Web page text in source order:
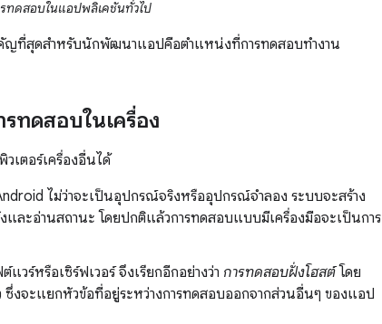
ทดสอบในแอปพลิเคชันทั่วไป
คัญที่สุดสำหรับนักพัฒนาแอปคือตำแหน่งที่การทดสอบทำงาน
ทดสอบในเครื่อง
เตอร์เครื่องอื่นได้
ไม่ว่าจะเป็นอุปกรณ์จริงหรืออุปกรณ์จำลอง ระบบจะสร้าง
และอ่านสถานะ โดยปกติแล้วการทดสอบแบบมีเครื่องมือจะเป็นการ
วร์หรือเซิร์ฟเวอร์ จึงเรียกอีกอย่างว่า การทดสอบฝั่งโฮสต์โดย
ซึ่งจะแยกหัวข้อที่อยู่ระหว่างการทดสอบออกจากส่วนอื่นๆ ของแอป